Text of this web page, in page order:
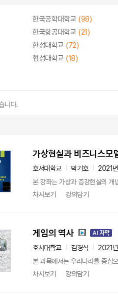
한국공학대학교 (98)
한국항공대학교 (21)
한성대학교 (72)
협성대학교 (18)
니다.
가상현실과 비즈니스모
호서대학교 박기호
2021
본 강좌는 가상과 증강현실의 개
차시보기
강의담기
게임의 역사
호서대학교 김경식
2021
본 과목에서는 우리나라를 중심
차시보기
강의담기